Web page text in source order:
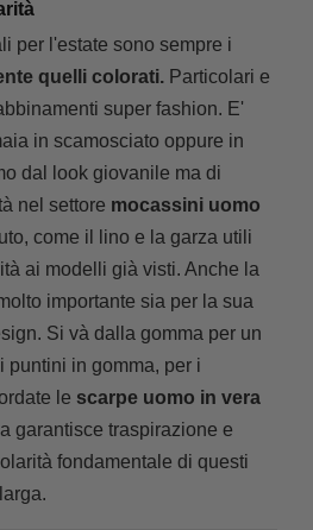
per l'estate sono sempre i
quelli colorati. Particolari e
super fashion. E'
in scamosciato oppure in
dal look giovanile ma di
nel settore mocassini uomo
come il lino e la garza utili
ai modelli già visti. Anche la
importante sia per la sua
Si và dalla gomma per un
puntini in gomma, per i
le scarpe uomo in vera
garantisce traspirazione e
fondamentale di questi